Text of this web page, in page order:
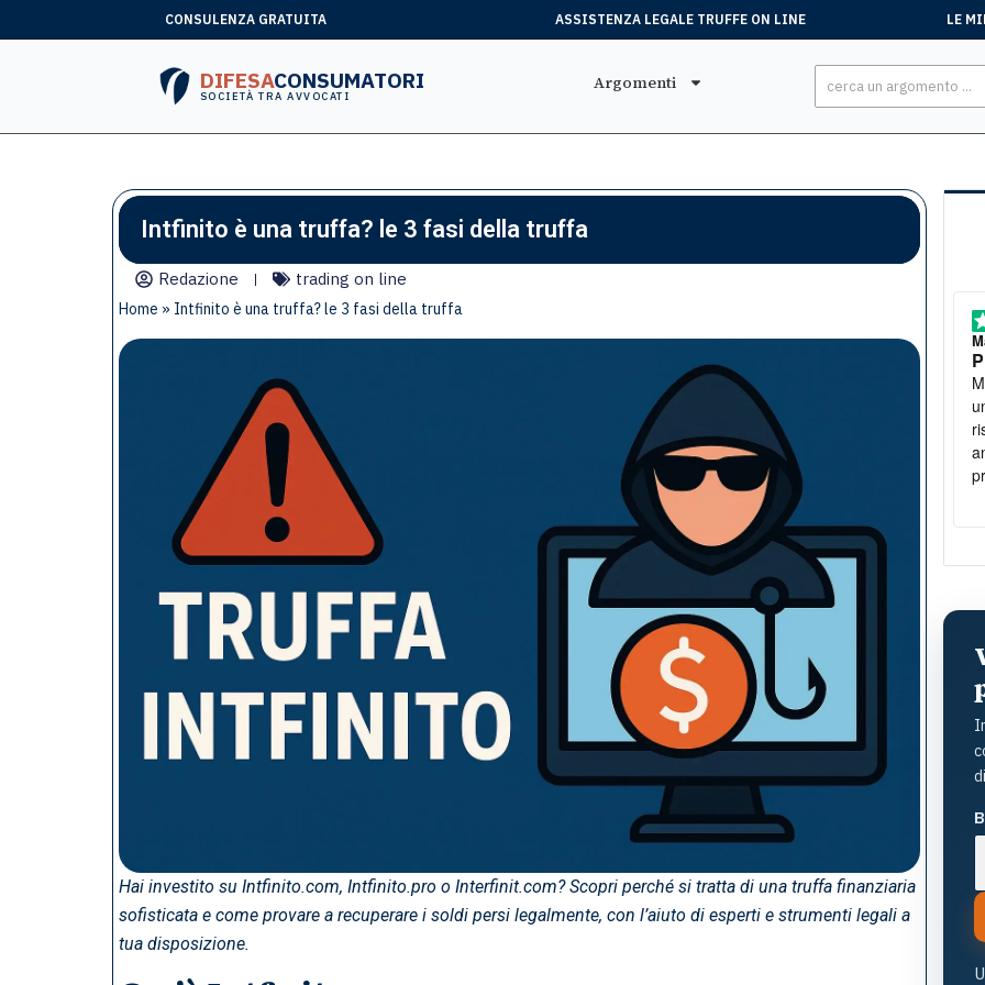
CONSULENZA GRATUITA ASSISTENZA LEGALE TRUFFE ON LINE LE
DIFESACONSUMATORI
SOCIETÀ TRA AVVOCATI
Argomenti
Intfinito è una truffa? le 3 fasi della truffa
Redazione trading on line
Home » Intfinito è una truffa? le 3 fasi della truffa
Hai investito su Intfinito.com, Intfinito.pro o Interfinit.com? Scopri perché si tratta di una truffa finanziaria
sofisticata e come provare a recuperare i soldi persi legalmente, con l’aiuto di esperti e strumenti legali a
tua disposizione.
Stefano , 15 Luglio
Ero stato truffato. Mi sono rivolto all'associazione e
sono riuscito a ottenere soddisfazione
Mi